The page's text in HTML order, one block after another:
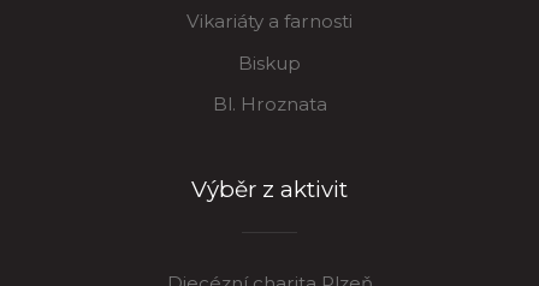
Vikariáty a farnosti
Biskup
Bl. Hroznata
Výběr z aktivit